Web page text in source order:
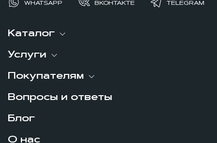
Каталог
Услуги
Покупателям
Вопросы и ответы
Блог
О нас
WHATSAPP ВКОНТАКТЕ TELEGRAM